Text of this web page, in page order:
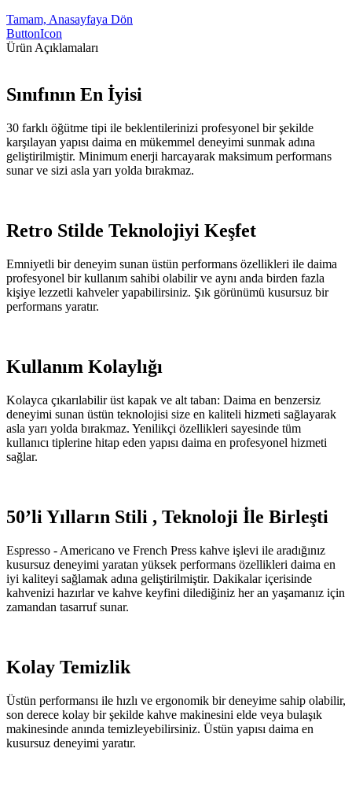
Tamam, Anasayfaya Dön
ButtonIcon
Ürün Açıklamaları
Sınıfının En İyisi
30 farklı öğütme tipi ile beklentilerinizi profesyonel bir şekilde
karşılayan yapısı daima en mükemmel deneyimi sunmak adına
geliştirilmiştir. Minimum enerji harcayarak maksimum performans
sunar ve sizi asla yarı yolda bırakmaz.
Retro Stilde Teknolojiyi Keşfet
Emniyetli bir deneyim sunan üstün performans özellikleri ile daima
profesyonel bir kullanım sahibi olabilir ve aynı anda birden fazla
kişiye lezzetli kahveler yapabilirsiniz. Şık görünümü kusursuz bir
performans yaratır.
Kullanım Kolaylığı
Kolayca çıkarılabilir üst kapak ve alt taban: Daima en benzersiz
deneyimi sunan üstün teknolojisi size en kaliteli hizmeti sağlayarak
asla yarı yolda bırakmaz. Yenilikçi özellikleri sayesinde tüm
kullanıcı tiplerine hitap eden yapısı daima en profesyonel hizmeti
sağlar.
50’li Yılların Stili , Teknoloji İle Birleşti
Espresso - Americano ve French Press kahve işlevi ile aradığınız
kusursuz deneyimi yaratan yüksek performans özellikleri daima en
iyi kaliteyi sağlamak adına geliştirilmiştir. Dakikalar içerisinde
kahvenizi hazırlar ve kahve keyfini dilediğiniz her an yaşamanız için
zamandan tasarruf sunar.
Kolay Temizlik
Üstün performansı ile hızlı ve ergonomik bir deneyime sahip olabilir,
son derece kolay bir şekilde kahve makinesini elde veya bulaşık
makinesinde anında temizleyebilirsiniz. Üstün yapısı daima en
kusursuz deneyimi yaratır.